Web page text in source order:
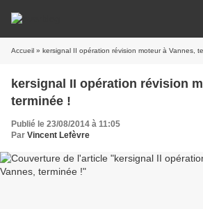
Accueil » kersignal II opération révision moteur à Vannes,
kersignal II opération révision
terminée !
Publié le 23/08/2014 à 11:05
Par Vincent Lefèvre